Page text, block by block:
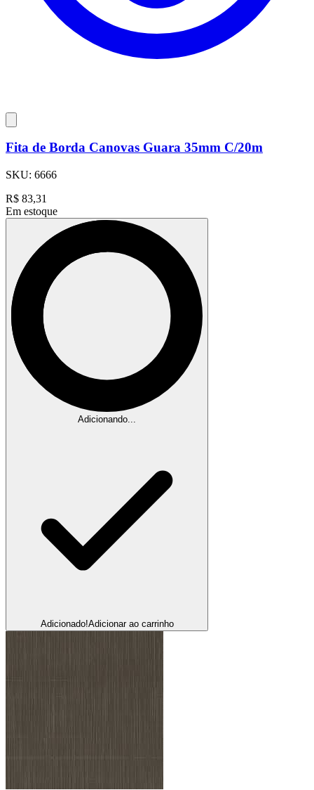
Fita de Borda Canovas Guara 35mm C/20m
SKU: 6666
R$ 83,31
Em estoque
Adicionando...
Adicionado!Adicionar ao carrinho